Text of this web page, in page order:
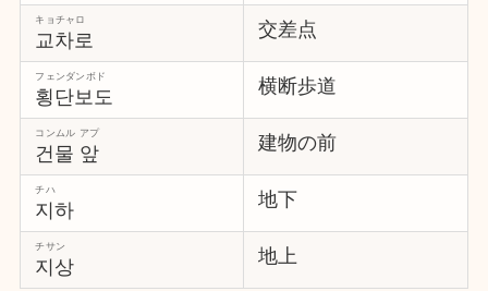
교차로
キョチャロ 交差点
횡단보도
フェンダンボド 横断歩道
건물 앞
コンムル アプ 建物の前
지하
チハ 地下
지상
チサン 地上